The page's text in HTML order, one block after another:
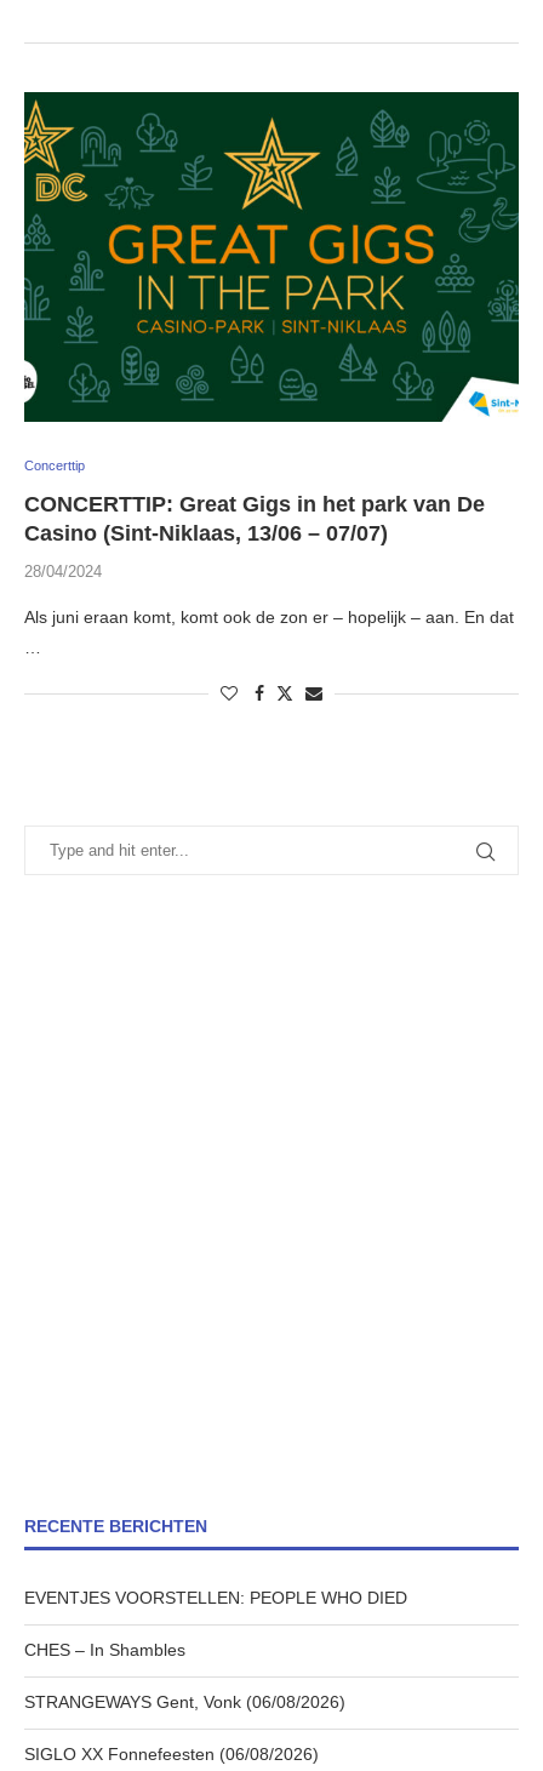
Concerttip
CONCERTTIP: Great Gigs in het park van De
Casino (Sint-Niklaas, 13/06 – 07/07)
28/04/2024
Als juni eraan komt, komt ook de zon er – hopelijk – aan. En dat
…
RECENTE BERICHTEN
EVENTJES VOORSTELLEN: PEOPLE WHO DIED
CHES – In Shambles
STRANGEWAYS Gent, Vonk (06/08/2026)
SIGLO XX Fonnefeesten (06/08/2026)